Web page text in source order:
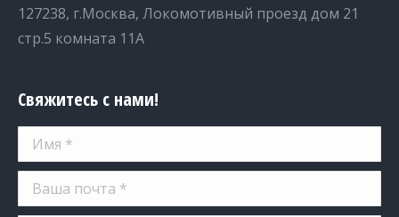
127238, г.Москва, Локомотивный проезд дом 21
стр.5 комната 11А
Свяжитесь с нами!
Имя *
Ваша почта *